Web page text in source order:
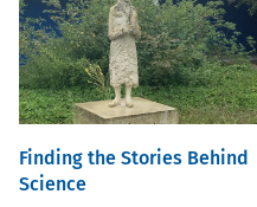
Finding the Stories Behind
Science